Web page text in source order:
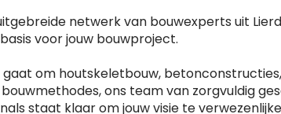
netwerk van bouwexperts uit
voor jouw bouwproject.
gaat om houtskeletbouw,
bouwmethodes, ons team van zorgvuldig
staat klaar om jouw visie te